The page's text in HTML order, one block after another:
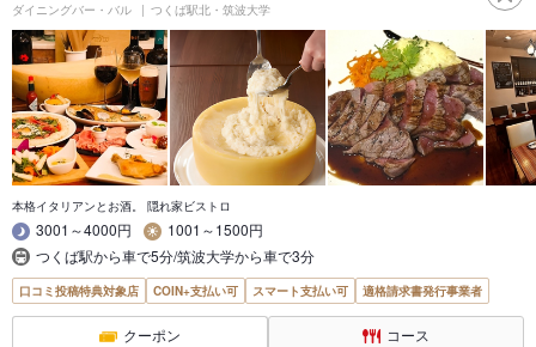
ダイニングバー・バル つくば駅北・筑波大学
本格イタリアンとお酒。 隠れ家ビストロ
3001～4000円
1001～1500円
つくば駅から車で5分/筑波大学から車で3分
口コミ投稿特典対象店 COIN+支払い可 スマート支払い可 適格請求書発行事業者
クーポン コース